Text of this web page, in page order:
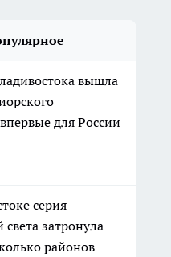
вышла
для России
серия
затронула
районов